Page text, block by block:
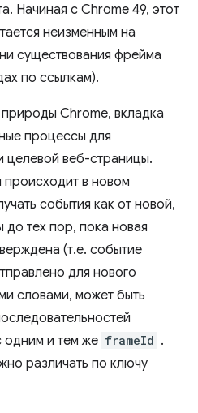
Начиная с Chrome 49, этот
неизменным на
существования фрейма
по ссылкам).
Chrome, вкладка
процессы для
целевой веб-страницы.
происходит в новом
события как от новой,
до тех пор, пока новая
(т.е. событие
для нового
словами, может быть
одним и тем же frameId .
различать по ключу